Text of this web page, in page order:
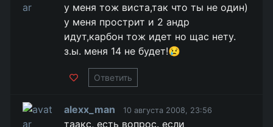
у меня тож виста,так что ты не один)
у меня прострит и 2 андр
идут,карбон тож идет но щас нету.
з.ы. меня 14 не будет!😢
Ответить
alexx_man 10 августа 2008, 23:56
таакс, есть вопрос. если